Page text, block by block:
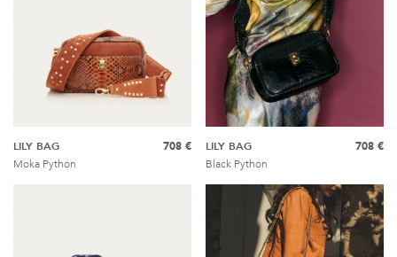
LILY BAG
Moka Python
708 €
LILY BAG
Black Python
708 €